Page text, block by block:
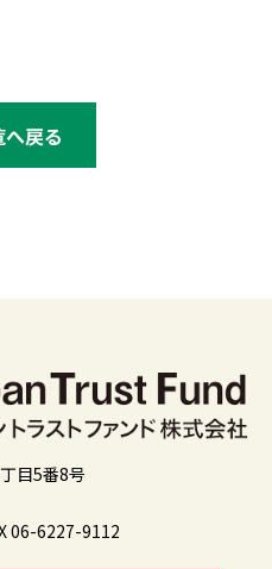
戻る
目5番8号
06-6227-9112